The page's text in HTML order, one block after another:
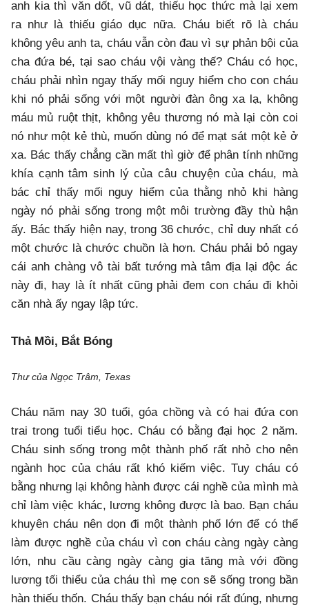
anh kia thì văn dốt, vũ dát, thiếu học thức mà lại xem
ra như là thiếu giáo dục nữa. Cháu biết rõ là cháu
không yêu anh ta, cháu vẫn còn đau vì sự phản bội của
cha đứa bé, tại sao cháu vội vàng thế? Cháu có học,
cháu phải nhìn ngay thấy mối nguy hiểm cho con cháu
khi nó phải sống với một người đàn ông xa lạ, không
máu mủ ruột thịt, không yêu thương nó mà lại còn coi
nó như một kẻ thù, muốn dùng nó để mạt sát một kẻ ở
xa. Bác thấy chẳng cần mất thì giờ để phân tính những
khía cạnh tâm sinh lý của câu chuyện của cháu, mà
bác chỉ thấy mối nguy hiểm của thằng nhỏ khi hàng
ngày nó phải sống trong một môi trường đầy thù hận
ấy. Bác thấy hiện nay, trong 36 chước, chỉ duy nhất có
một chước là chước chuồn là hơn. Cháu phải bỏ ngay
cái anh chàng vô tài bất tướng mà tâm địa lại độc ác
này đi, hay là ít nhất cũng phải đem con cháu đi khỏi
căn nhà ấy ngay lập tức.
Thả Mồi, Bắt Bóng
Thư của Ngọc Trâm, Texas
Cháu năm nay 30 tuổi, góa chồng và có hai đứa con
trai trong tuổi tiểu học. Cháu có bằng đại học 2 năm.
Cháu sinh sống trong một thành phố rất nhỏ cho nên
ngành học của cháu rất khó kiếm việc. Tuy cháu có
bằng nhưng lại không hành được cái nghề của mình mà
chỉ làm việc khác, lương không được là bao. Bạn cháu
khuyên cháu nên dọn đi một thành phố lớn để có thể
làm được nghề của cháu vì con cháu càng ngày càng
lớn, nhu cầu càng ngày càng gia tăng mà với đồng
lương tối thiểu của cháu thì mẹ con sẽ sống trong bần
hàn thiếu thốn. Cháu thấy bạn cháu nói rất đúng, nhưng